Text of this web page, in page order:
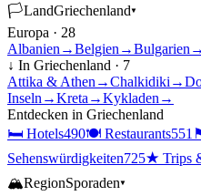
🏳LandGriechenland▾
Europa · 28
Albanien →Belgien →Bulgarien →
↓ In Griechenland · 7
Attika & Athen →Chalkidiki →
Inseln →Kreta →Kykladen →
Entdecken in Griechenland
🛏 Hotels490🍽 Restaurants551
Sehenswürdigkeiten725★ Trips
🏔RegionSporaden▾